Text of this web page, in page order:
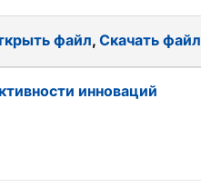
файл, Скачать файл
инноваций